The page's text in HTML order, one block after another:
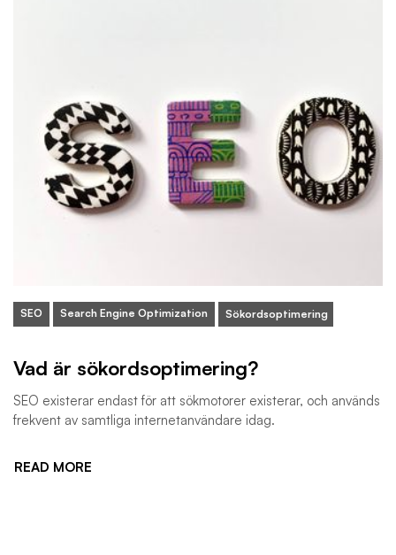
SEO Search Engine Optimization Sökordsoptimering
Vad är sökordsoptimering?
SEO existerar endast för att sökmotorer existerar, och används
frekvent av samtliga internetanvändare idag.
READ MORE